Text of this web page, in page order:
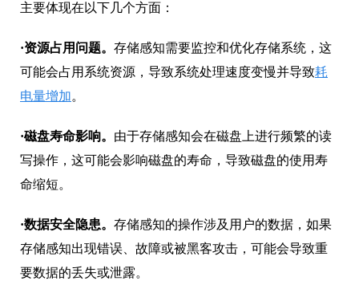
主要体现在以下几个方面：
·资源占用问题。 存储感知需要监控和优化存储系统，这
可能会占用系统资源，导致系统处理速度变慢并导致耗
电量增加。
·磁盘寿命影响。 由于存储感知会在磁盘上进行频繁的读
写操作，这可能会影响磁盘的寿命，导致磁盘的使用寿
命缩短。
·数据安全隐患。 存储感知的操作涉及用户的数据，如果
存储感知出现错误、故障或被黑客攻击，可能会导致重
要数据的丢失或泄露。